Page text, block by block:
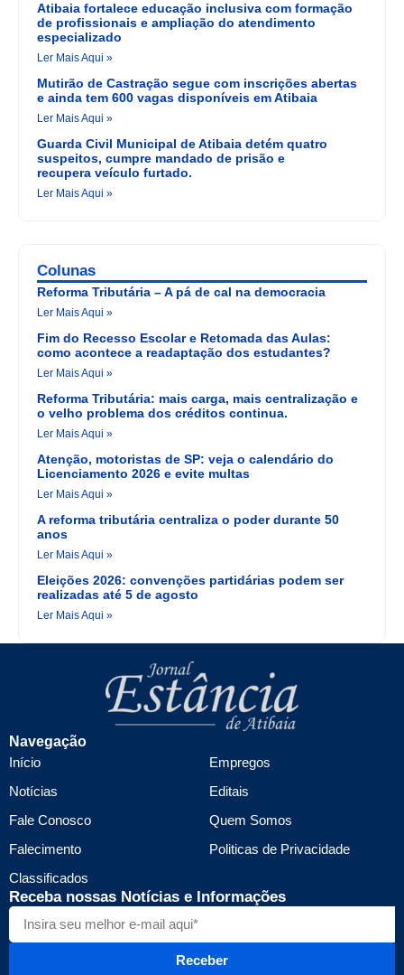
Atibaia fortalece educação inclusiva com formação
de profissionais e ampliação do atendimento
especializado
Ler Mais Aqui »
Mutirão de Castração segue com inscrições abertas
e ainda tem 600 vagas disponíveis em Atibaia
Ler Mais Aqui »
Guarda Civil Municipal de Atibaia detém quatro
suspeitos, cumpre mandado de prisão e
recupera veículo furtado.
Ler Mais Aqui »
Colunas
Reforma Tributária – A pá de cal na democracia
Ler Mais Aqui »
Fim do Recesso Escolar e Retomada das Aulas:
como acontece a readaptação dos estudantes?
Ler Mais Aqui »
Reforma Tributária: mais carga, mais centralização e
o velho problema dos créditos continua.
Ler Mais Aqui »
Atenção, motoristas de SP: veja o calendário do
Licenciamento 2026 e evite multas
Ler Mais Aqui »
A reforma tributária centraliza o poder durante 50
anos
Ler Mais Aqui »
Eleições 2026: convenções partidárias podem ser
realizadas até 5 de agosto
Ler Mais Aqui »
Navegação
Início
Notícias
Fale Conosco
Falecimento
Classificados
Empregos
Editais
Quem Somos
Politicas de Privacidade
Receba nossas Notícias e Informações
Receber